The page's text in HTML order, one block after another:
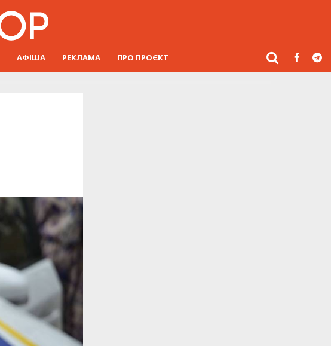
АФІША РЕКЛАМА ПРО ПРОЄКТ